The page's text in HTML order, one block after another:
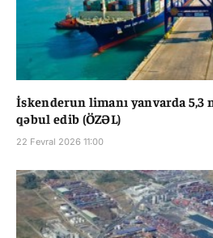
İskenderun limanı yanvarda 5,3
qəbul edib (ÖZƏL)
22 Fevral 2026 11:00